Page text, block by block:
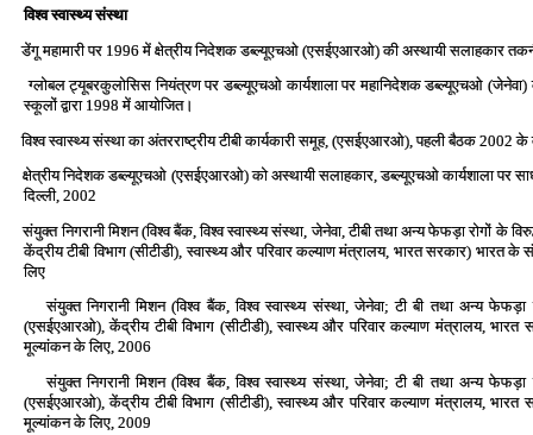
विश्‍व स्‍वास्‍थ्‍य संस्‍था
डेंगू महामारी पर 1996 में क्षेत्रीय निदेशक डब्‍ल्‍यूएचओ (एसईएआरओ) की अस्‍थायी सलाहकार
ग्‍लोबल ट्यूबरकुलोसिस नियंत्रण पर डब्‍ल्‍यूएचओ कार्यशाला पर महानिदेशक डब्‍ल्‍यूएचओ (जेनेवा)
स्‍कूलों द्वारा 1998 में आयोजित।
विश्‍व स्‍वास्‍थ्‍य संस्‍था का अंतरराष्‍ट्रीय टीबी कार्यकारी समूह, (एसईएआरओ), पहली बैठक 2002
क्षेत्रीय निदेशक डब्‍ल्‍यूएचओ (एसईएआरओ) को अस्‍थायी सलाहकार, डब्‍ल्‍यूएचओ कार्यशाला पर
दिल्‍ली, 2002
संयुक्‍त निगरानी मिशन (विश्‍व बैंक, विश्‍व स्‍वास्‍थ्‍य संस्‍था, जेनेवा, टीबी तथा अन्‍य फेफड़ा रोगों के
केंद्रीय टीबी विभाग (सीटीडी), स्‍वास्‍थ्‍य और परिवार कल्‍याण मंत्रालय, भारत सरकार) भारत
लिए
संयुक्‍त निगरानी मिशन (विश्‍व बैंक, विश्‍व स्‍वास्‍थ्‍य संस्‍था, जेनेवा; टी बी तथा अन्‍य फेफड़ा
(एसईएआरओ), केंद्रीय टीबी विभाग (सीटीडी), स्‍वास्‍थ्‍य और परिवार कल्‍याण मंत्रालय, भारत
मूल्‍यांकन के लिए, 2006
संयुक्‍त निगरानी मिशन (विश्‍व बैंक, विश्‍व स्‍वास्‍थ्‍य संस्‍था, जेनेवा; टी बी तथा अन्‍य फेफड़ा
(एसईएआरओ), केंद्रीय टीबी विभाग (सीटीडी), स्‍वास्‍थ्‍य और परिवार कल्‍याण मंत्रालय, भारत
मूल्‍यांकन के लिए, 2009